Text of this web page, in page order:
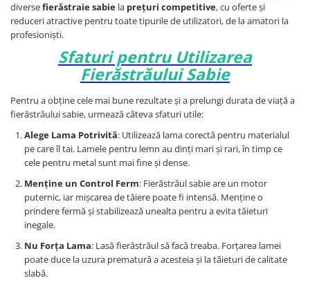
diversefierăstraie sabie la prețuri competitive, cu oferte și
reduceri atractive pentru toate tipurile de utilizatori, de la amatori la
profesioniști.
Sfaturi pentru Utilizarea
Fierăstrăului Sabie
Pentru a obține cele mai bune rezultate și a prelungi durata de viață a
fierăstrăului sabie, urmează câteva sfaturi utile:
Alege Lama Potrivită: Utilizează lama corectă pentru materialul
pe care îl tai. Lamele pentru lemn au dinți mari și rari, în timp ce
cele pentru metal sunt mai fine și dense.
Menține un Control Ferm: Fierăstrăul sabie are un motor
puternic, iar mișcarea de tăiere poate fi intensă. Menține o
prindere fermă și stabilizează unealta pentru a evita tăieturi
inegale.
Nu Forța Lama: Lasă fierăstrăul să facă treaba. Forțarea lamei
poate duce la uzura prematură a acesteia și la tăieturi de calitate
slabă.